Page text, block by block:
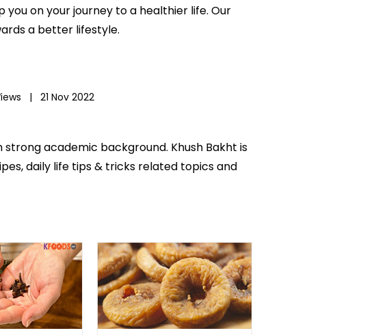
on your journey to a healthier life. Our
a better lifestyle.
| 21 Nov 2022
academic background. Khush Bakht is
daily life tips & tricks related topics and